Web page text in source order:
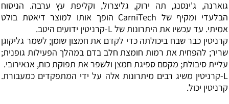
גוארנה, ג'ינסנג, תה ירוק, גליצרול, וקליפת עץ ערבה. הניסוח
הבלעדי ומקיף של CarniTech הופך אותו למוצר דיאטת בולט
אמיתי. עד עכשיו את היתרונות של L-קרניטין ידועים היטב.
קרניטין כבר שבח ביכולתה כדי לקדם את חמצון שומן; לשמר גליקוגן
שריר; להפחית את רמות חומצת חלב בדם במהלך הפעילות גופנית;
עליית סיבולת; מקסם ספיגת חמצן ולשפר את תפוקת כוח, אנאירובי.
L-קרניטין משיג רבים מיתרונות אלה על ידי המתפקדים כמעבורת.
קרניטין יכול.